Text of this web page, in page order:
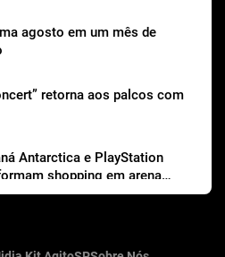
agosto em um mês de
retorna aos palcos com
Antarctica e PlayStation
shopping em arena
gratuita